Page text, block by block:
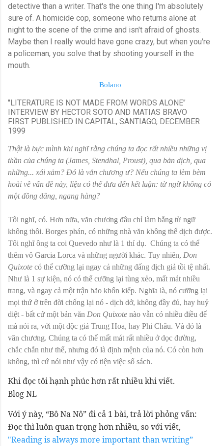
detective than a writer. That's the one thing I'm absolutely
sure of. A homicide cop, someone who returns alone at
night to the scene of the crime and isn't afraid of ghosts.
Maybe then I really would have gone crazy, but when you're
a policeman, you solve that by shooting yourself in the
mouth.
Bolano
"LITERATURE IS NOT MADE FROM WORDS ALONE"
INTERVIEW BY HECTOR SOTO AND MATIAS BRAVO
FIRST PUBLISHED IN CAPITAL, SANTIAGO, DECEMBER
1999
Thật là bực mình khi nghĩ rằng chúng ta đọc rất nhiều những vị
thần của chúng ta (James, Stendhal, Proust), qua bản dịch, qua
những... xái xảm? Ðó là văn chương ư? Nếu chúng ta lèm bèm
hoài về vấn đề này, liệu có thể đưa đến kết luận: từ ngữ không có
một đồng đẳng, ngang hàng?
Tôi nghĩ, có. Hơn nữa, văn chương đâu chỉ làm bằng từ ngữ
không thôi. Borges phán, có những nhà văn không thể dịch được.
Tôi nghĩ ông ta coi Quevedo như là 1 thí dụ. Chúng ta có thể
thêm vô Garcia Lorca và những người khác. Tuy nhiên, Don
Quixote có thể cưỡng lại ngay cả những đấng dịch giả tồi tệ nhất.
Như là 1 sự kiện, nó có thể cưỡng lại tùng xẻo, mất mát nhiều
trang, và ngay cả một trận bão khốn kiếp. Nghĩa là, nó cưỡng lại
mọi thứ ở trên đời chống lại nó - dịch dở, không đầy đủ, hay huỷ
diệt - bất cứ một bản văn Don Quixote nào vẫn có nhiều điều để
mà nói ra, với một độc giả Trung Hoa, hay Phi Châu. Và đó là
văn chương. Chúng ta có thể mất mát rất nhiều ở dọc đường,
chắc chắn như thế, nhưng đó là định mệnh của nó. Có còn hơn
không, thì cứ nói như vậy có tiện việc sổ sách.
Khi đọc tôi hạnh phúc hơn rất nhiều khi viết.
Blog NL
Với ý này, “Bô Na Nô” đi cả 1 bài, trả lời phỏng vấn:
Ðọc thì luôn quan trọng hơn nhiều, so với viết,
"Reading is always more important than writing”